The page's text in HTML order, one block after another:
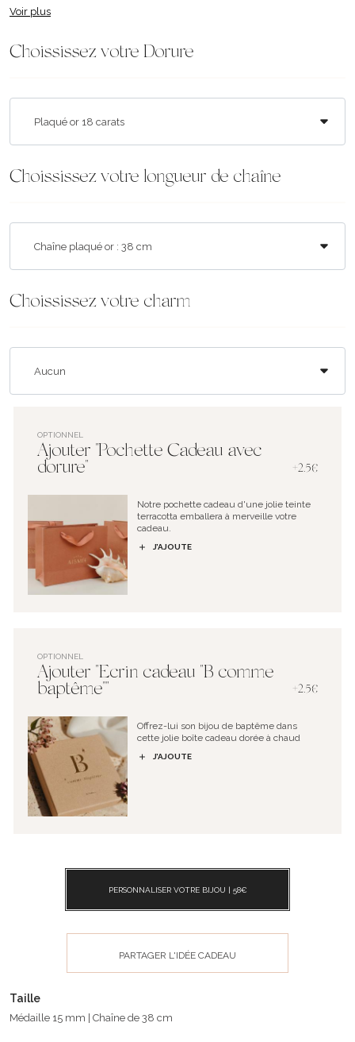
Voir plus
Choississez votre Dorure
Choississez votre longueur de chaîne
Choississez votre charm
OPTIONNEL
Ajouter "Pochette Cadeau avec
dorure"
+2.5€
Notre pochette cadeau d'une jolie teinte
terracotta emballera à merveille votre
cadeau.
J’AJOUTE
OPTIONNEL
Ajouter "Ecrin cadeau "B comme
baptême""
+2.5€
Offrez-lui son bijou de baptême dans
cette jolie boîte cadeau dorée à chaud
J’AJOUTE
PERSONNALISER VOTRE BIJOU | 58€
PARTAGER L'IDÉE CADEAU
Taille
Médaille 15 mm | Chaîne de 38 cm